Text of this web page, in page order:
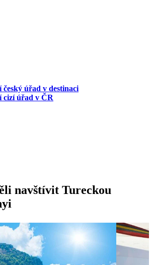
úřad v destinaci
cizí úřad v ČR
navštívit Tureckou